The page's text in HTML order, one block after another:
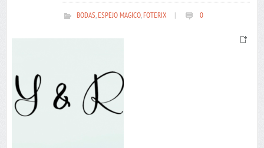
BODAS,ESPEJO MAGICO,FOTERIX 0